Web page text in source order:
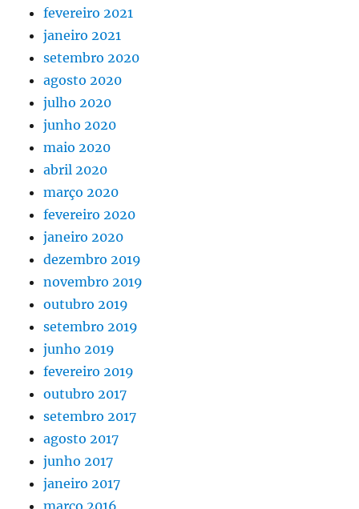
fevereiro 2021
janeiro 2021
setembro 2020
agosto 2020
julho 2020
junho 2020
maio 2020
abril 2020
março 2020
fevereiro 2020
janeiro 2020
dezembro 2019
novembro 2019
outubro 2019
setembro 2019
junho 2019
fevereiro 2019
outubro 2017
setembro 2017
agosto 2017
junho 2017
janeiro 2017